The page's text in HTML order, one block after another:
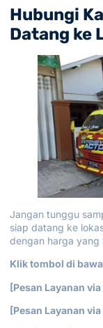
Hubungi
Datang ke
Jangan tunggu
siap datang ke
dengan harga yang
Klik tombol di
[Pesan Layanan
[Pesan Layanan